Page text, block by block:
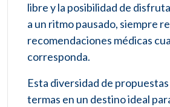
libre y la posibilidad de
a un ritmo pausado, siempre
recomendaciones médicas
corresponda.
Esta diversidad de
termas en un destino ideal